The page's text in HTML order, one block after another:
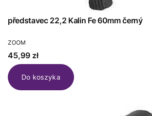
představec 22,2 Kalin Fe 60mm černý
PRODUCENT
ZOOM
Cena
45,99 zł
Do koszyka